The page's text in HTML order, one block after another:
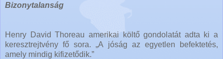
Bizonytalanság
Henry David Thoreau amerikai költő gondolatát adta ki a
keresztrejtvény fő sora. „A jóság az egyetlen befektetés,
amely mindig kifizetődik.”